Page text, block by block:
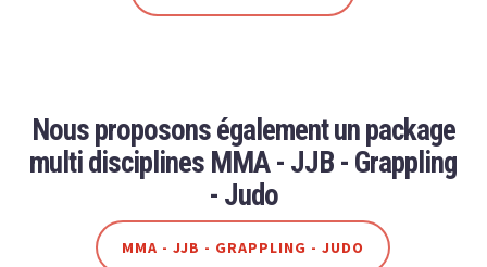
Nous proposons également un package
multi disciplines MMA - JJB - Grappling
- Judo
MMA - JJB - GRAPPLING - JUDO